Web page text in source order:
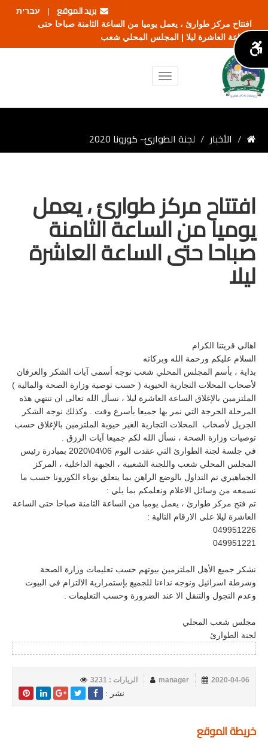
بريد الموقع | עברית
افتتاح مركز طوارئ ، يعمل يوميا من الساعة الثامنة صباحا حتى
الساعة العاشرة ليلا | المجلس المحلي شعب
الأخبار لجنة الطوارئ- كورونا 2020
افتتاح مركز طوارئ ، يعمل
يوميا من الساعة الثامنة
صباحا حتى الساعة العاشرة
ليلا
اهالي قريتنا الكرام
السلام عليكم ورحمة الله وبركاته
بداية ، بأسم المجلس المحلي شعب نوجه أسمى آيات الشكر والعرفان
لأصحاب المحلات التجارية الحيوية ( حسب توصية وزارة الصحة والمالية )
الملتزمين بالإغلاق الساعة العاشرة ليلا ، نسأل الله تعالى ان تنتهي هذه
المرحلة الحرجة التي نمر بها جميعا بأسرع وقت . وكذلك نوجه الشكر
الجزيل لأصحاب المحلات التجارية الغير حيوية الملتزمين بالإغلاق حسب
توصيات وزارة الصحة ، نسأل الله لكم جميعا آيات الرزق .
في جلسة لجنة الطوارئ التي عقدت اليوم 06\04\2020 بمبادرة رئيس
المجلس المحلي شعب واللجنة الشعبية ، الجبهة الداخلية ، المركز
الجماهيري تم التداول بالوضع الراهن بما يتعلق بوباء الكورونا حسب ما
نسمعه من وسائل الاعلام ونعلمكم بما يلي :
تم فتح مركز طوارئ ، يعمل يوميا من الساعة الثامنة صباحا حتى الساعة
العاشرة ليلا على الارقام التالية :
049951226
049951221
نشكر جميع الأهل الملتزمين بيوتهم حسب تعليمات وزارة الصحة
وشرطة اسرائيل ونوجه نداءنا للجميع بإستمرارية الالتزام في البيوت
وعدم التجول والتنقل الا عند الضرورة وحسب التعليمات .
مجلس شعب المحلي
لجنة الطوارئ
2020-04-06
manager الزيارات : 3231
نشر :
خريطة الموقع